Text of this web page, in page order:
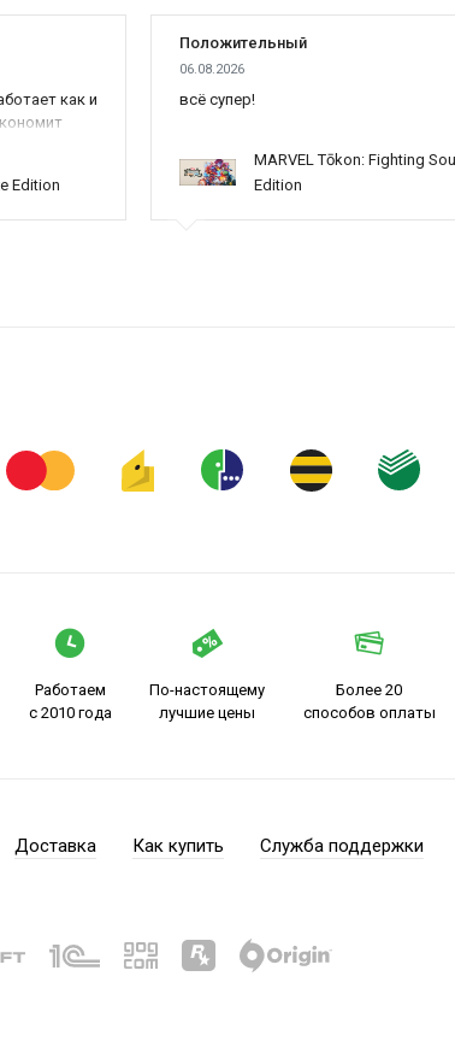
как и
красава
Edition
Положительный
06.08.2026
всё супер!
MARVEL Tōkon: Fighting
Edition
Работаем
с 2010 года
По-настоящему
лучшие цены
Более 20
способов оплаты
Доставка Как купить Служба поддержки